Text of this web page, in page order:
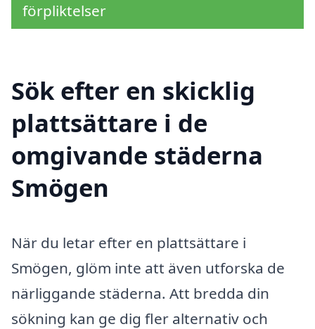
förpliktelser
Sök efter en skicklig
plattsättare i de
omgivande städerna
Smögen
När du letar efter en plattsättare i
Smögen, glöm inte att även utforska de
närliggande städerna. Att bredda din
sökning kan ge dig fler alternativ och